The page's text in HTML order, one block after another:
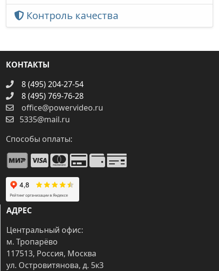
Контроль качества
КОНТАКТЫ
8 (495) 204-27-54
8 (495) 769-76-28
office@powervideo.ru
5335@mail.ru
Способы оплаты:
АДРЕС
Центральный офис:
м. Тропарёво
117513, Россия, Москва
ул. Островитянова, д. 5к3